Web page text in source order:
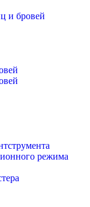
и бровей
режима